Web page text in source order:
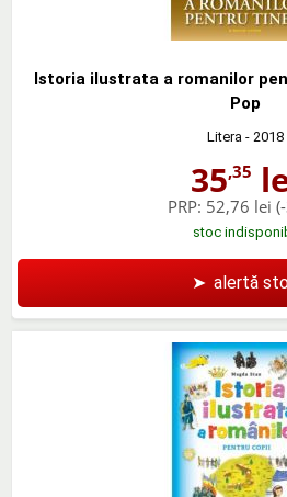
Istoria ilustrata a romanilor
Pop
Litera - 2018
35,35
PRP: 52,76 lei
stoc
➤ alertă